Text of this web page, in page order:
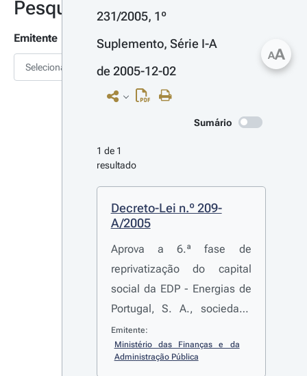
Pesquisa
Emitente
Selecionar
231/2005, 1º
Suplemento, Série I-A
de 2005-12-02
Sumário
1 de 1
resultado
Decreto-Lei n.º 209-
A/2005
Aprova a 6.ª fase de
reprivatização do capital
social da EDP - Energias de
Portugal, S. A., sociedade
aberta
Emitente:
Ministério das Finanças e da
Administração Pública
AA